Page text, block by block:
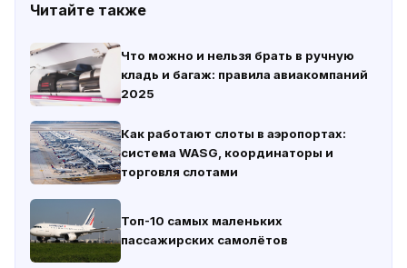
Читайте также
Что можно и нельзя брать в ручную
кладь и багаж: правила авиакомпаний
2025
Как работают слоты в аэропортах:
система WASG, координаторы и
торговля слотами
Топ-10 самых маленьких
пассажирских самолётов